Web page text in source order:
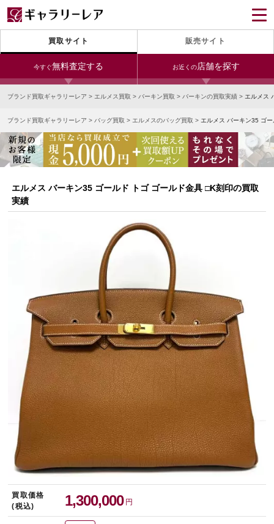
買取サイト 販売サイト
今すぐ無料査定する お近くの店舗を探す
24時間受付（対応時間10:00～19:00）
宅配買取を申し込む
無料の宅配キットをお届けします
今すぐ電話査定
受付時間 10:00～19:00
銀座本店 青山表参道店 新宿東口店
小田急新宿店 LAB東京 名古屋大須店
中野ブロードウェイ
宅配買取を申し込む
無料の宅配キットをお届けします
ブランド買取ギャラリーレア > エルメス買取 > バーキン買取 > バーキンの買取実績 > エルメス
ブランド買取ギャラリーレア > バッグ買取 > エルメスのバッグ買取 > エルメス バーキン35 ゴ
エルメス バーキン35 ゴールド トゴ ゴールド金具 □K刻印の買取
実績
買取価格
(税込)
1,300,000 円